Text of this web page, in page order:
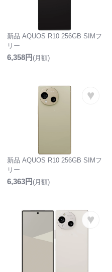
新品 AQUOS R10 256GB SIMフ
リー
6,358円(月額)
♥
新品 AQUOS R10 256GB SIMフ
リー
6,363円(月額)
♥